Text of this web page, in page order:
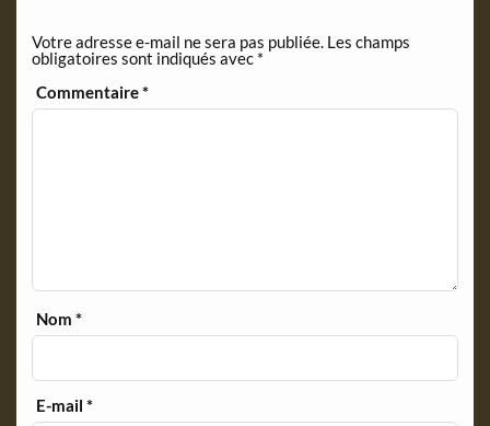
d
l
y
Votre adresse e-mail ne sera pas publiée. Les champs
obligatoires sont indiqués avec *
Commentaire*
Nom*
E-mail*